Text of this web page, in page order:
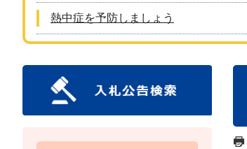
熱中症を予防しましょう